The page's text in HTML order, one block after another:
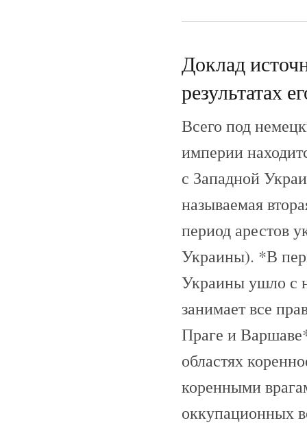
Доклад
результатах
Всего под
империи
с Западной
называемая
период арестов
Украины). *В
Украины ушло с
занимает все
Праге и
областях
коренными
оккупационных